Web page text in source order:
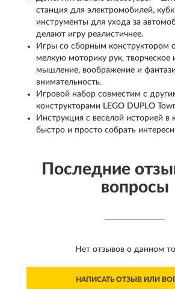
станция для электромобилей,
инструменты для ухода за
делают игру реалистичнее.
Игры со сборным конструктором
мелкую моторику рук, творческое
мышление, воображение и
внимательность.
Игровой набор совместим с
конструкторами LEGO DUPLO
Инструкция с веселой историей в
быстро и просто собрать
Последние
вопросы
Нет отзывов о данном
НАПИСАТЬ ОТЗЫВ ИЛИ